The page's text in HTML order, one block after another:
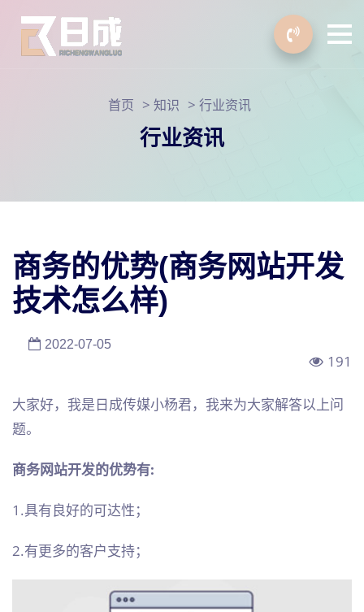
首页 > 知识 > 行业资讯
行业资讯
商务的优势(商务网站开发
技术怎么样)
2022-07-05
191
大家好，我是日成传媒小杨君，我来为大家解答以上问
题。
商务网站开发的优势有:
1.具有良好的可达性；
2.有更多的客户支持；